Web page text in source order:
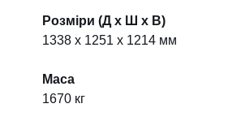
Розміри (Д x Ш x В)
1338 x 1251 x 1214 мм
Маса
1670 кг